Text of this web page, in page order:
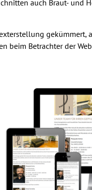
auch Braut- und
gekümmert,
beim Betrachter der